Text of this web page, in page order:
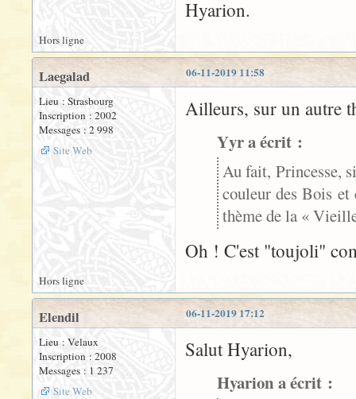
Hyarion.
Hors ligne
06-11-2019 11:58
Laegalad
Lieu : Strasbourg
Inscription : 2002
Messages : 2 998
Site Web
Ailleurs, sur un autre
Yyr a écrit :
Au fait, Princesse,
couleur des Bois et
thème de la «
Oh ! C'est "toujoli"
Hors ligne
06-11-2019 17:12
Elendil
Lieu : Velaux
Inscription : 2008
Messages : 1 237
Site Web
Salut Hyarion,
Hyarion a écrit :